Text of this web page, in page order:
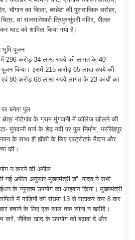
चौगान का किला, बरहेटा की पुरातात्विक धरोहर,
मां राजराजेश्वरी त्रिपुरसुंदरी मंदिर, पीतल
घाट को शामिल किया गया है।
भूमि-पूजन
में 296 करोड़ 34 लाख रुपये की लागत के 40
पूजन किया। इसमें 215 करोड़ 65 लाख रुपये की
एवं 80 करोड़ 68 लाख रुपये लागत के 23 कार्यों का
बनेगा पुल
क्षेत्र गोटेगांव के ग्राम मुंगवानी में कॉलेज खोलने की
मुंगवानी मार्ग के शेढ़ नदी पर पुल निर्माण, नरसिंहपुर
के साथ ही हॉकी के लिए एस्ट्रोटर्फ मैदान और
की।
न करने की अपील
गई अपील अनुसार मुख्यमंत्री डॉ. यादव ने सभी
ईधन के न्यूनतम उपयोग का आहवान किया। मुख्यमंत्री
में गाड़ियों की संख्या 13 से घटाकर कर 8 कर
बचाने के लिए एक साल तक सोना न खरीदें।
करें, जैविक खाद के उपयोग को बढ़ावा दे और